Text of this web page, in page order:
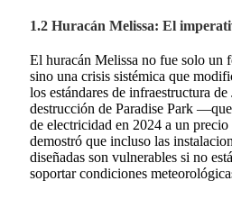
1.2 Huracán Melissa: El
El huracán Melissa no fue solo un
sino una crisis sistémica que
los estándares de infraestructura
destrucción de Paradise Park
de electricidad en 2024 a un
demostró que incluso las
diseñadas son vulnerables si no
soportar condiciones